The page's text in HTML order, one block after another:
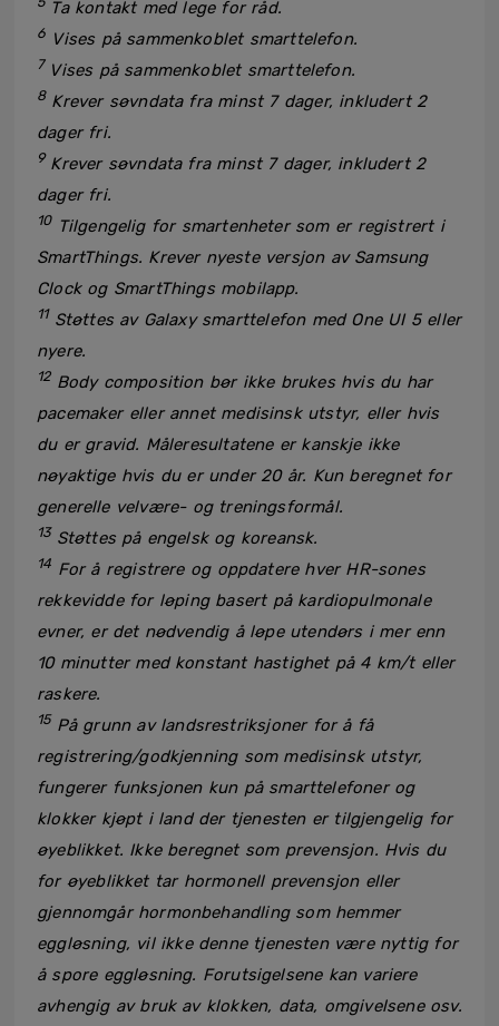
Ta kontakt med lege for råd.
6 Vises på sammenkoblet smarttelefon.
7 Vises på sammenkoblet smarttelefon.
8 Krever søvndata fra minst 7 dager, inkludert 2
dager fri.
9Krever søvndata fra minst 7 dager, inkludert 2
dager fri.
10Tilgengelig for smartenheter som er registrert i
SmartThings. Krever nyeste versjon av Samsung
Clock og SmartThings mobilapp.
11Støttes av Galaxy smarttelefon med One UI 5 eller
nyere.
12 Body composition bør ikke brukes hvis du har
pacemaker eller annet medisinsk utstyr, eller hvis
du er gravid. Måleresultatene er kanskje ikke
nøyaktige hvis du er under 20 år. Kun beregnet for
generelle velvære- og treningsformål.
13Støttes på engelsk og koreansk.
14 For å registrere og oppdatere hver HR-sones
rekkevidde for løping basert på kardiopulmonale
evner, er det nødvendig å løpe utendørs i mer enn
10 minutter med konstant hastighet på 4 km/t eller
raskere.
15På grunn av landsrestriksjoner for å få
registrering/godkjenning som medisinsk utstyr,
fungerer funksjonen kun på smarttelefoner og
klokker kjøpt i land der tjenesten er tilgjengelig for
øyeblikket. Ikke beregnet som prevensjon. Hvis du
for øyeblikket tar hormonell prevensjon eller
gjennomgår hormonbehandling som hemmer
eggløsning, vil ikke denne tjenesten være nyttig for
å spore eggløsning. Forutsigelsene kan variere
avhengig av bruk av klokken, data, omgivelsene osv.